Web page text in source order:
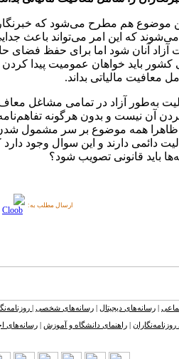
موضوع هم مطرح می‌شود که
که این امر می‌تواند باعث
آزاد آنان شود اما برای حفظ فضای
کشور باید خواهان عمومیت پیدا کردن
معافیت مالیاتی بداند.
به‌طور آزاد در تمامی مشاغل
آن نیست و بدون هرگونه
و ظاهرا همه موضوع بر سر مشمول
دائمی دارند و این سوال وجود دارد
باید قانونی تصویب شود؟
ارسال مطلب به:
رسانه‌های دیجیتال رسانه‌های شخصی
روزنامه‌نگاران راهنمای دانشگاه و آموزش رسانه‌های